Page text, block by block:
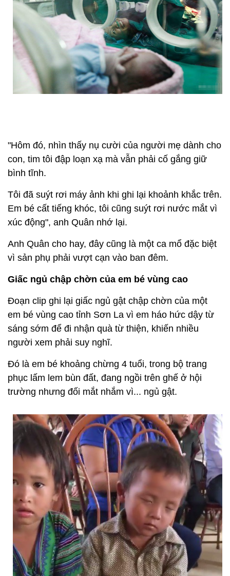
"Hôm đó, nhìn thấy nụ cười của người mẹ dành cho
con, tim tôi đập loạn xạ mà vẫn phải cố gắng giữ
bình tĩnh.
Tôi đã suýt rơi máy ảnh khi ghi lại khoảnh khắc trên.
Em bé cất tiếng khóc, tôi cũng suýt rơi nước mắt vì
xúc động", anh Quân nhớ lại.
Anh Quân cho hay, đây cũng là một ca mổ đặc biệt
vì sản phụ phải vượt cạn vào ban đêm.
Giấc ngủ chập chờn của em bé vùng cao
Đoạn clip ghi lại giấc ngủ gật chập chờn của một
em bé vùng cao tỉnh Sơn La vì em háo hức dậy từ
sáng sớm để đi nhận quà từ thiện, khiến nhiều
người xem phải suy nghĩ.
Đó là em bé khoảng chừng 4 tuổi, trong bộ trang
phục lấm lem bùn đất, đang ngồi trên ghế ở hội
trường nhưng đối mắt nhắm vì... ngủ gật.